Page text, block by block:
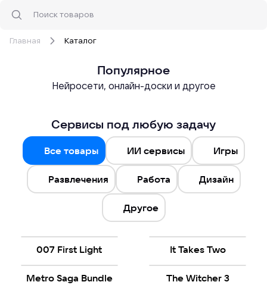
Главная Каталог
Популярное
Нейросети, онлайн-доски и другое
Сервисы под любую задачу
Все товары ИИ сервисы Игры
Развлечения Работа Дизайн
Другое
007 First Light It Takes Two
Metro Saga Bundle The Witcher 3